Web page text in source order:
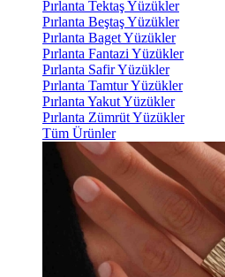
Pırlanta Tektaş Yüzükler
Pırlanta Beştaş Yüzükler
Pırlanta Baget Yüzükler
Pırlanta Fantazi Yüzükler
Pırlanta Safir Yüzükler
Pırlanta Tamtur Yüzükler
Pırlanta Yakut Yüzükler
Pırlanta Zümrüt Yüzükler
Tüm Ürünler